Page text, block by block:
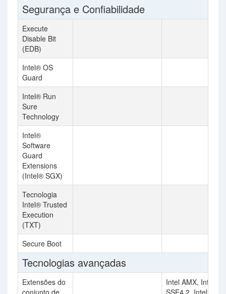
Segurança e Confiabilidade
Execute
Disable Bit
(EDB)
Intel® OS
Guard
Intel® Run
Sure
Technology
Intel®
Software
Guard
Extensions
(Intel® SGX)
Tecnologia
Intel® Trusted
Execution
(TXT)
Secure Boot
Tecnologias avançadas
Extensões do
conjunto de
Intel AMX, Intel
SSE4.2, Intel AVX,